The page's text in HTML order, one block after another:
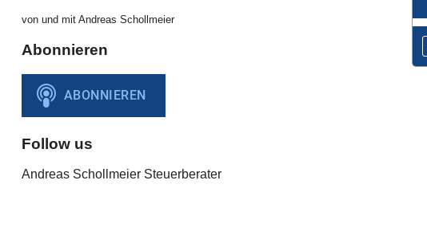
von und mit Andreas Schollmeier
Abonnieren
Follow us
Andreas Schollmeier Steuerberater